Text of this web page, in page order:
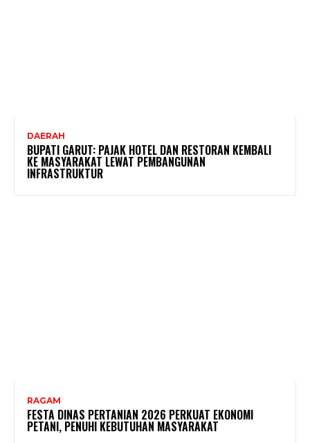
DAERAH
BUPATI GARUT: PAJAK HOTEL DAN RESTORAN KEMBALI
KE MASYARAKAT LEWAT PEMBANGUNAN
INFRASTRUKTUR
RAGAM
FESTA DINAS PERTANIAN 2026 PERKUAT EKONOMI
PETANI, PENUHI KEBUTUHAN MASYARAKAT